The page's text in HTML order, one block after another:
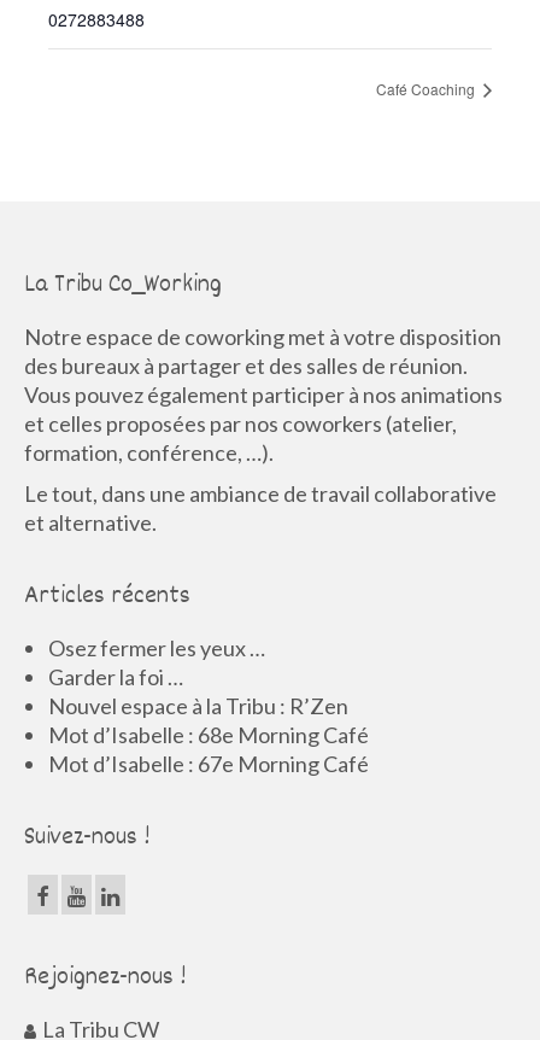
0272883488
Café Coaching
La Tribu Co_Working
Notre espace de coworking met à votre disposition
des bureaux à partager et des salles de réunion.
Vous pouvez également participer à nos animations
et celles proposées par nos coworkers (atelier,
formation, conférence, …).
Le tout, dans une ambiance de travail collaborative
et alternative.
Articles récents
Osez fermer les yeux …
Garder la foi …
Nouvel espace à la Tribu : R’Zen
Mot d’Isabelle : 68e Morning Café
Mot d’Isabelle : 67e Morning Café
Suivez-nous !
Rejoignez-nous !
La Tribu CW